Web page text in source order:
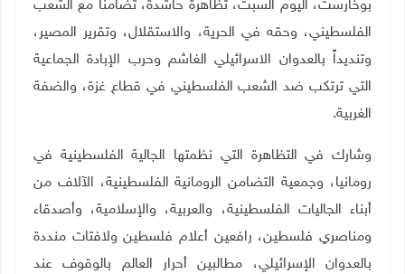
بوخارست، اليوم السبت، تظاهرة حاشدة، تضامنا مع الشعب
الفلسطيني، وحقه في الحرية، والاستقلال، وتقرير المصير،
وتنديداً بالعدوان الاسرائيلي الغاشم وحرب الإبادة الجماعية
التي ترتكب ضد الشعب الفلسطيني في قطاع غزة، والضفة
الغربية.
وشارك في التظاهرة التي نظمتها الجالية الفلسطينية في
رومانيا، وجمعية التضامن الرومانية الفلسطينية، الآلاف من
أبناء الجاليات الفلسطينية، والعربية، والإسلامية، وأصدقاء
ومناصري فلسطين، رافعين أعلام فلسطين ولافتات منددة
بالعدوان الإسرائيلي، مطالبين أحرار العالم بالوقوف عند